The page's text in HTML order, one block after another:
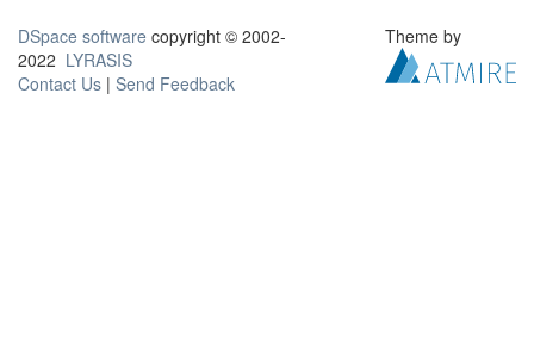
DSpace software copyright © 2002-
2022 LYRASIS
Contact Us | Send Feedback
Theme by